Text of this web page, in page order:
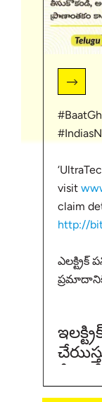
వహించండి.
కోసం
http://
visit
claim